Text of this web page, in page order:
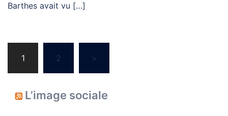
Barthes avait vu […]
des
articles
1 2 >
L’image sociale